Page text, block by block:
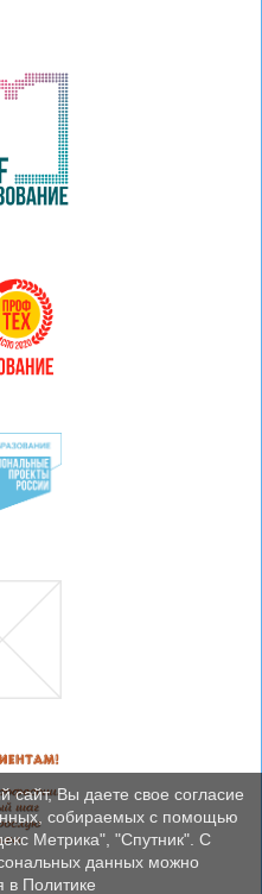
сайт, Вы даете свое согласие
собираемых с помощью
Метрика", "Спутник". С
данных можно
в Политике